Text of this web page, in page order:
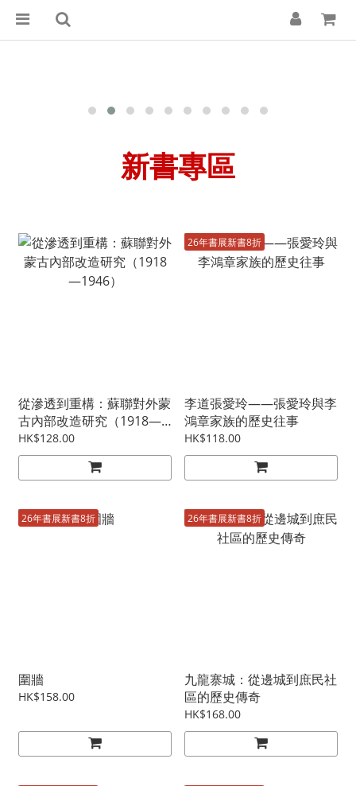
新書專區
從滲透到重構：蘇聯對外蒙
古內部改造研究（1918—
1946）
HK$128.00
26年書展新書8折
李道張愛玲——張愛玲與李
鴻章家族的歷史往事
HK$118.00
26年書展新書8折
圍牆
HK$158.00
26年書展新書8折
九龍寨城：從邊城到庶民社
區的歷史傳奇
HK$168.00